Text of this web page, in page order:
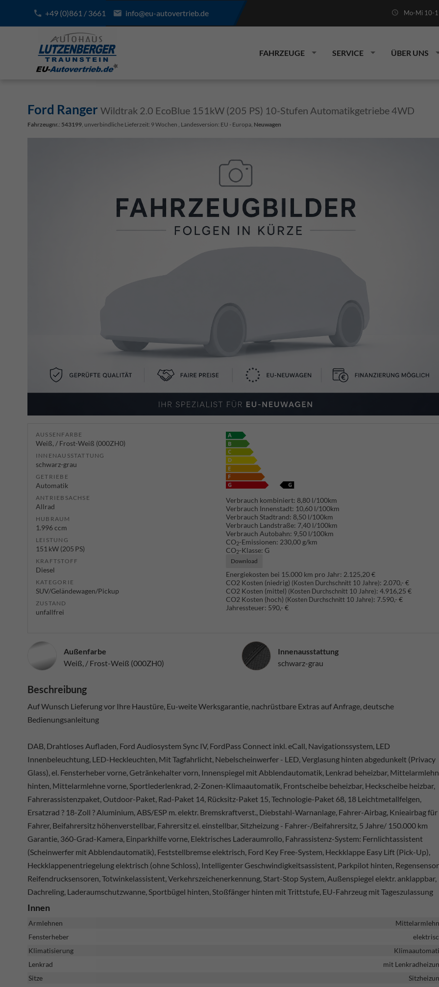
+49 (0)861 / 3661 info@eu-autovertrieb.de Mo-Mi 10-
FAHRZEUGE SERVICE ÜBER UNS
Ford Ranger Wildtrak 2.0 EcoBlue 151kW (205 PS) 10-Stufen Automatikgetriebe 4WD
Fahrzeugnr.: 543199 , unverbindliche Lieferzeit: 9 Wochen , Landesversion: EU - Europa, Neuwagen
AUSSENFARBE
Weiß, / Frost-Weiß (000ZH0)
INNENAUSSTATTUNG
schwarz-grau
GETRIEBE
Automatik
ANTRIEBSACHSE
Allrad
HUBRAUM
1.996 ccm
LEISTUNG
151 kW (205 PS)
KRAFTSTOFF
Diesel
KATEGORIE
SUV/Geländewagen/Pickup
ZUSTAND
unfallfrei
Verbrauch kombiniert: 8,80 l/100km
Verbrauch Innenstadt: 10,60 l/100km
Verbrauch Stadtrand: 8,50 l/100km
Verbrauch Landstraße: 7,40 l/100km
Verbrauch Autobahn: 9,50 l/100km
CO2-Emissionen: 230,00 g/km
CO2-Klasse: G
Download
Energiekosten bei 15.000 km pro Jahr: 2.125,20 €
CO2 Kosten (niedrig) (Kosten Durchschnitt 10 Jahre): 2.070,- €
CO2 Kosten (mittel) (Kosten Durchschnitt 10 Jahre): 4.916,25 €
CO2 Kosten (hoch) (Kosten Durchschnitt 10 Jahre): 7.590,- €
Jahressteuer: 590,- €
Außenfarbe
Weiß, / Frost-Weiß (000ZH0)
InnenausstattungInnenausstattung
schwarz-grau
Beschreibung
Auf Wunsch Lieferung vor Ihre Haustüre, Eu-weite Werksgarantie, nachrüstbare Extras auf Anfrage, deutsche
Bedienungsanleitung
DAB, Drahtloses Aufladen, Ford Audiosystem Sync IV, FordPass Connect inkl. eCall, Navigationssystem, LED
Innenbeleuchtung, LED-Heckleuchten, Mit Tagfahrlicht, Nebelscheinwerfer - LED, Verglasung hinten abgedunkelt (Privacy
Glass), el. Fensterheber vorne, Getränkehalter vorn, Innenspiegel mit Abblendautomatik, Lenkrad beheizbar,
hinten, Mittelarmlehne vorne, Sportlederlenkrad, 2-Zonen-Klimaautomatik, Frontscheibe beheizbar, Heckscheibe heizbar,
Fahrerassistenzpaket, Outdoor-Paket, Rad-Paket 14, Rücksitz-Paket 15, Technologie-Paket 68, 18 Leichtmetallfelgen,
Ersatzrad ? 18-Zoll ? Aluminium, ABS/ESP m. elektr. Bremskraftverst., Diebstahl-Warnanlage, Fahrer-Airbag, Knieairbag für
Fahrer, Beifahrersitz höhenverstellbar, Fahrersitz el. einstellbar, Sitzheizung - Fahrer-/Beifahrersitz, 5 Jahre/ 150.000 km
Garantie, 360-Grad-Kamera, Einparkhilfe vorne, Elektrisches Laderaumrollo, Fahrassistenz-System: Fernlichtassistent
(Scheinwerfer mit Abblendautomatik), Feststellbremse elektrisch, Ford Key Free-System, Heckklappe Easy Lift (Pick-Up),
Heckklappenentriegelung elektrisch (ohne Schloss), Intelligenter Geschwindigkeitsassistent, Parkpilot hinten,
Reifendrucksensoren, Totwinkelassistent, Verkehrszeichenerkennung, Start-Stop System, Außenspiegel elektr. anklappbar,
Dachreling, Laderaumschutzwanne, Sportbügel hinten, Stoßfänger hinten mit Trittstufe, EU-Fahrzeug mit Tageszulassung
Innen
Armlehnen
Fensterheber
Klimatisierung
Lenkrad
mit
Sitze